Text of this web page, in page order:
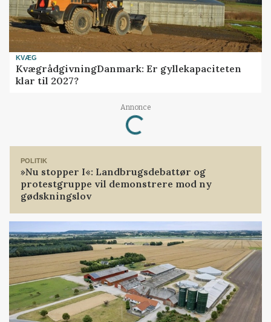
KVÆG
KvægrådgivningDanmark: Er gyllekapaciteten
klar til 2027?
Annonce
Loading...
POLITIK
»Nu stopper I«: Landbrugsdebattør og
protestgruppe vil demonstrere mod ny
gødskningslov